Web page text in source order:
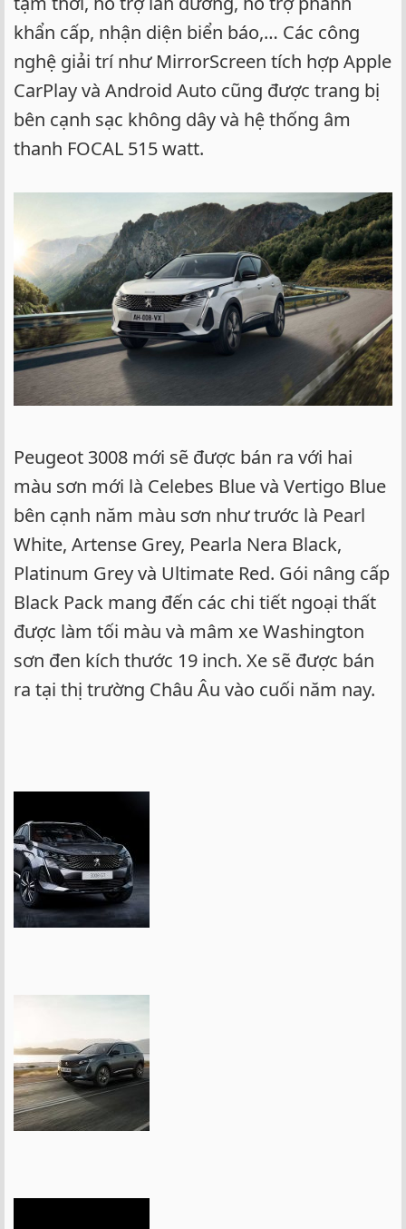
khẩn cấp, nhận diện biển báo,… Các công
nghệ giải trí như MirrorScreen tích hợp Apple
CarPlay và Android Auto cũng được trang bị
bên cạnh sạc không dây và hệ thống âm
thanh FOCAL 515 watt.
Peugeot 3008 mới sẽ được bán ra với hai
màu sơn mới là Celebes Blue và Vertigo Blue
bên cạnh năm màu sơn như trước là Pearl
White, Artense Grey, Pearla Nera Black,
Platinum Grey và Ultimate Red. Gói nâng cấp
Black Pack mang đến các chi tiết ngoại thất
được làm tối màu và mâm xe Washington
sơn đen kích thước 19 inch. Xe sẽ được bán
ra tại thị trường Châu Âu vào cuối năm nay.